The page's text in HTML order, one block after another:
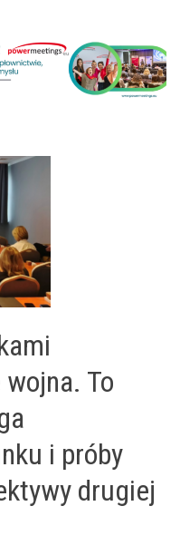
To
i próby
drugiej